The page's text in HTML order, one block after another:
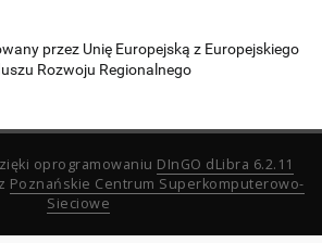
przez Unię Europejską z Europejskiego
Rozwoju Regionalnego
oprogramowaniu DInGO dLibra 6.2.11
Poznańskie Centrum Superkomputerowo-
Sieciowe